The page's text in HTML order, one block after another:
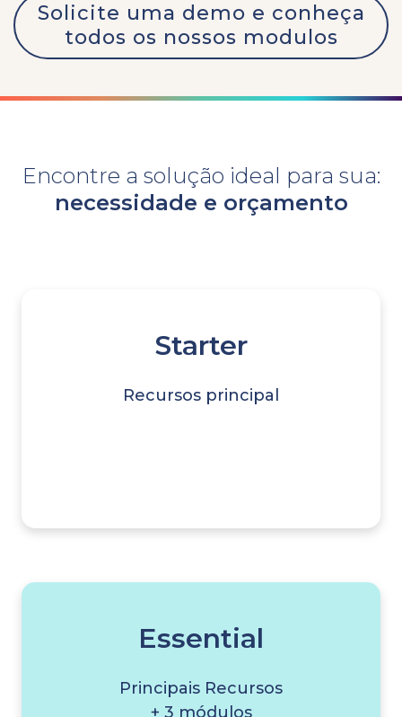
Solicite uma demo e conheça
todos os nossos modulos
Encontre a solução ideal para sua:
necessidade e orçamento
Starter
Recursos principal
Essential
Principais Recursos
+ 3 módulos